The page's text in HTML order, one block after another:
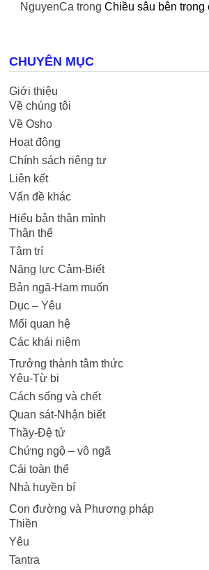
NguyenCa trong Chiều sâu bên trong
CHUYÊN MỤC
Giới thiệu
Về chúng tôi
Về Osho
Hoạt động
Chính sách riêng tư
Liên kết
Vấn đề khác
Hiểu bản thân mình
Thân thể
Tâm trí
Năng lực Cảm-Biết
Bản ngã-Ham muốn
Dục – Yêu
Mối quan hệ
Các khái niệm
Trưởng thành tâm thức
Yêu-Từ bi
Cách sống và chết
Quan sát-Nhận biết
Thầy-Đệ tử
Chứng ngộ – vô ngã
Cái toàn thể
Nhà huyền bí
Con đường và Phương pháp
Thiền
Yêu
Tantra